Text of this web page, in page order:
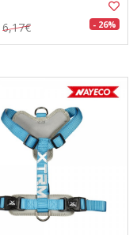
6,17€ - 26%